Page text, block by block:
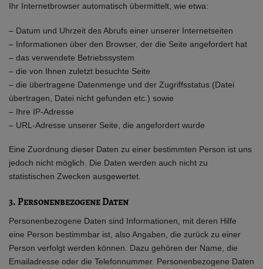
Ihr Internetbrowser automatisch übermittelt, wie etwa:
– Datum und Uhrzeit des Abrufs einer unserer Internetseiten
– Informationen über den Browser, der die Seite angefordert hat
– das verwendete Betriebssystem
– die von Ihnen zuletzt besuchte Seite
– die übertragene Datenmenge und der Zugriffsstatus (Datei
übertragen, Datei nicht gefunden etc.) sowie
– Ihre IP-Adresse
– URL-Adresse unserer Seite, die angefordert wurde
Eine Zuordnung dieser Daten zu einer bestimmten Person ist uns
jedoch nicht möglich. Die Daten werden auch nicht zu
statistischen Zwecken ausgewertet.
3. Personenbezogene Daten
Personenbezogene Daten sind Informationen, mit deren Hilfe
eine Person bestimmbar ist, also Angaben, die zurück zu einer
Person verfolgt werden können. Dazu gehören der Name, die
Emailadresse oder die Telefonnummer. Personenbezogene Daten